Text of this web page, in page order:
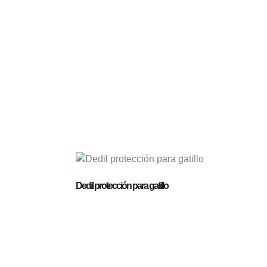
Dedil protección para gatillo